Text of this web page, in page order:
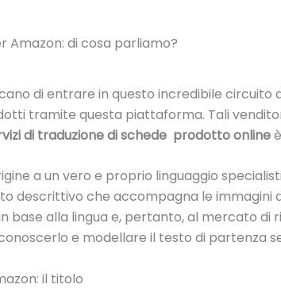
Amazon: di cosa parliamo?
di entrare in questo incredibile circuito
tramite questa piattaforma. Tali
di traduzione di schede prodotto online
a un vero e proprio linguaggio
descrittivo che accompagna le immagini
base alla lingua e, pertanto, al mercato di
e modellare il testo di partenza
il titolo